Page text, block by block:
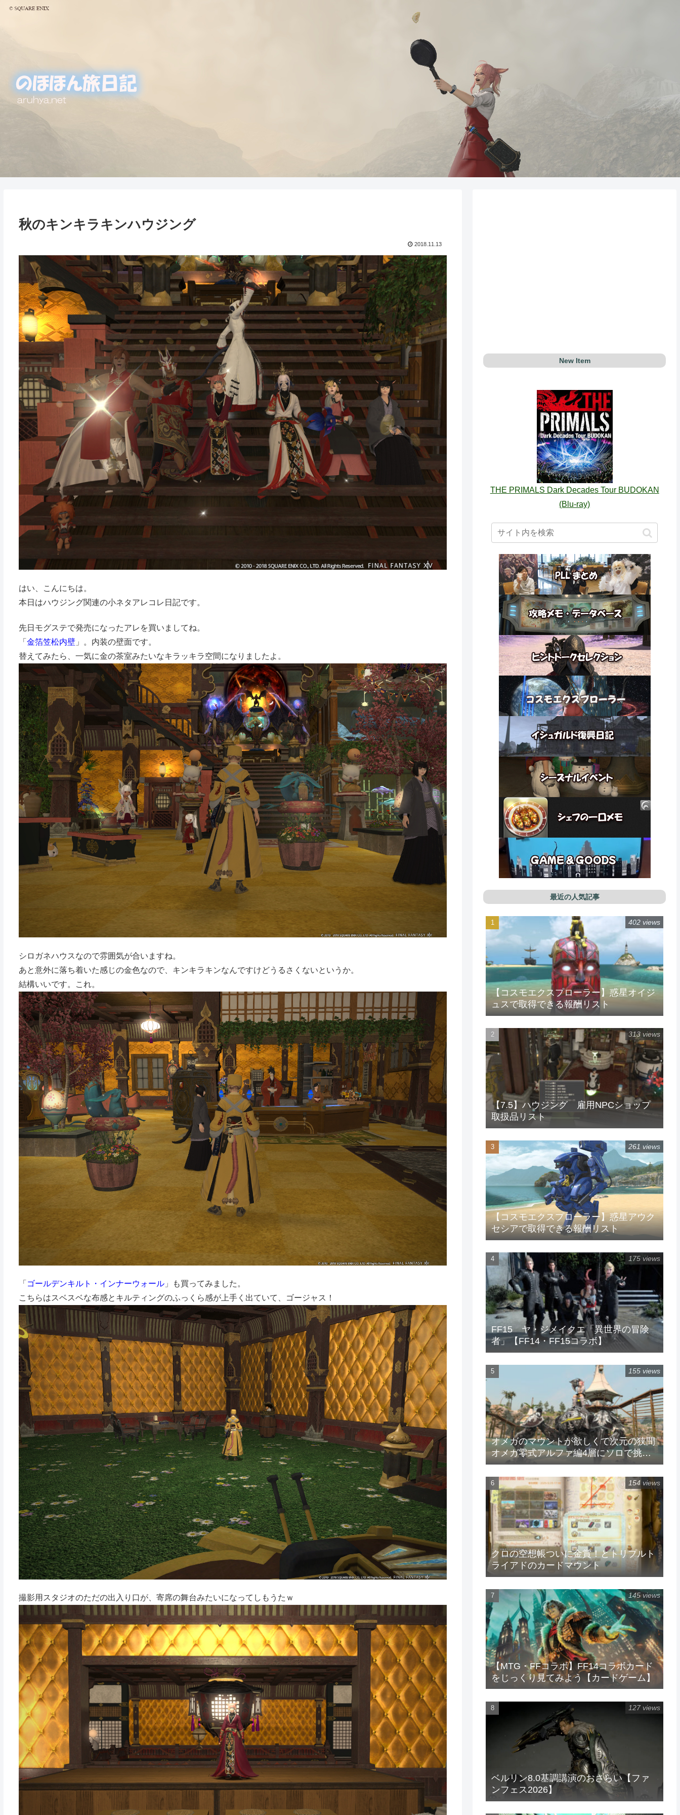
秋のキンキラキンハウジング
2018.11.13
はい、こんにちは。
本日はハウジング関連の小ネタアレコレ日記です。
先日モグステで発売になったアレを買いましてね。
「 金箔笠松内壁」。内装の壁面です。
替えてみたら、一気に金の茶室みたいなキラッキラ空間になりましたよ。
シロガネハウスなので雰囲気が合いますね。
あと意外に落ち着いた感じの金色なので、キンキラキンなんですけどうるさくないというか。
結構いいです。これ。
「 ゴールデンキルト・インナーウォール」も買ってみました。
こちらはスベスベな布感とキルティングのふっくら感が上手く出ていて、ゴージャス！
撮影用スタジオのただの出入り口が、寄席の舞台みたいになってしもうたｗ
New Item
THE PRIMALS Dark Decades Tour BUDOKAN
(Blu-ray)
最近の人気記事
【コスモエクスプローラー】惑星オイジ
ュスで取得できる報酬リスト
402 views
【7.5】ハウジング 雇用NPCショップ
取扱品リスト
313 views
【コスモエクスプローラー】惑星アウク
セシアで取得できる報酬リスト
261 views
FF15 ヤ・ジメイクエ「異世界の冒険
者」【FF14・FF15コラボ】
175 views
オメガのマウントが欲しくて次元の狭間
オメガ零式アルファ編4層にソロで挑戦
してみた
155 views
クロの空想帳ついに金賞！とトリプルト
ライアドのカードマウント
154 views
【MTG・FFコラボ】FF14コラボカード
をじっくり見てみよう【カードゲーム】
145 views
ベルリン8.0基調講演のおさらい【ファ
ンフェス2026】
127 views